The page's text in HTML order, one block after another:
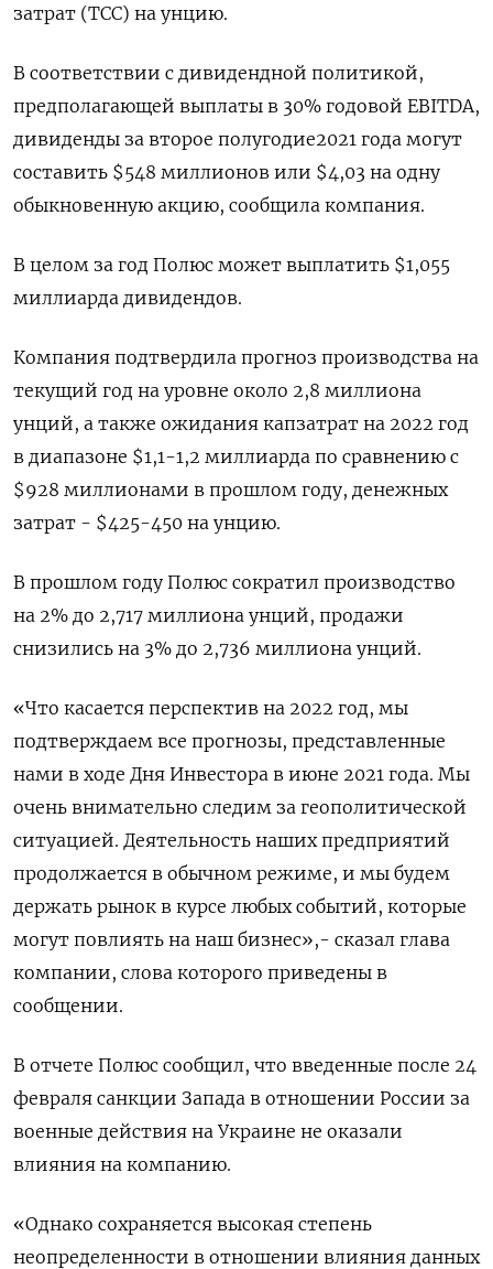
затрат (ТСС) на унцию.
В соответствии с дивидендной политикой,
предполагающей выплаты в 30% годовой EBITDA,
дивиденды за второе полугодие2021 года могут
составить $548 миллионов или $4,03 на одну
обыкновенную акцию, сообщила компания.
В целом за год Полюс может выплатить $1,055
миллиарда дивидендов.
Компания подтвердила прогноз производства на
текущий год на уровне около 2,8 миллиона
унций, а также ожидания капзатрат на 2022 год
в диапазоне $1,1-1,2 миллиарда по сравнению с
$928 миллионами в прошлом году, денежных
затрат - $425-450 на унцию.
В прошлом году Полюс сократил производство
на 2% до 2,717 миллиона унций, продажи
снизились на 3% до 2,736 миллиона унций.
«Что касается перспектив на 2022 год, мы
подтверждаем все прогнозы, представленные
нами в ходе Дня Инвестора в июне 2021 года. Мы
очень внимательно следим за геополитической
ситуацией. Деятельность наших предприятий
продолжается в обычном режиме, и мы будем
держать рынок в курсе любых событий, которые
могут повлиять на наш бизнес»,- сказал глава
компании, слова которого приведены в
сообщении.
В отчете Полюс сообщил, что введенные после 24
февраля санкции Запада в отношении России за
военные действия на Украине не оказали
влияния на компанию.
«Однако сохраняется высокая степень
неопределенности в отношении влияния данных